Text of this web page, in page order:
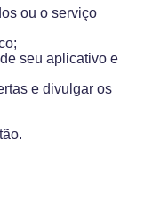
ou o serviço
seu aplicativo e
e divulgar os